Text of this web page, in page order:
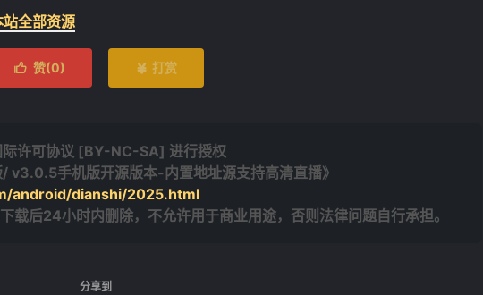
全部资源
 赞(0)  打赏
许可协议 [BY-NC-SA] 进行授权
手机版开源版本-内置地址源支持高清直播》
android/dianshi/2025.html
后24小时内删除，不允许用于商业用途，否则法律问题自行承担。
分享到